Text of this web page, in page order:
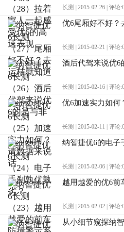
长测 | 2015-02-26 | 评论
优6尾厢好不好？
长测 | 2015-02-21 | 评论
酒后代驾来说优6
长测 | 2015-02-16 | 评论
优6加速实力如何
长测 | 2015-02-11 | 评论
纳智捷优6的电子
长测 | 2015-02-06 | 评论
越用越爱的优6前
长测 | 2015-02-02 | 评论
从小细节窥探纳